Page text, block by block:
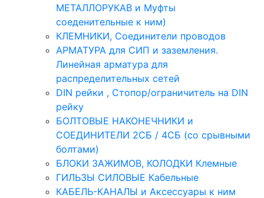
МЕТАЛЛОРУКАВ и Муфты
соеденительные к ним)
КЛЕМНИКИ, Соединители проводов
АРМАТУРА для СИП и заземления.
Линейная арматура для
распределительных сетей
DIN рейки , Стопор/ограничитель на DIN
рейку
БОЛТОВЫЕ НАКОНЕЧНИКИ и
СОЕДИНИТЕЛИ 2СБ / 4СБ (со срывными
болтами)
БЛОКИ ЗАЖИМОВ, КОЛОДКИ Клемные
ГИЛЬЗЫ СИЛОВЫЕ Кабельные
КАБЕЛЬ-КАНАЛЫ и Аксессуары к ним